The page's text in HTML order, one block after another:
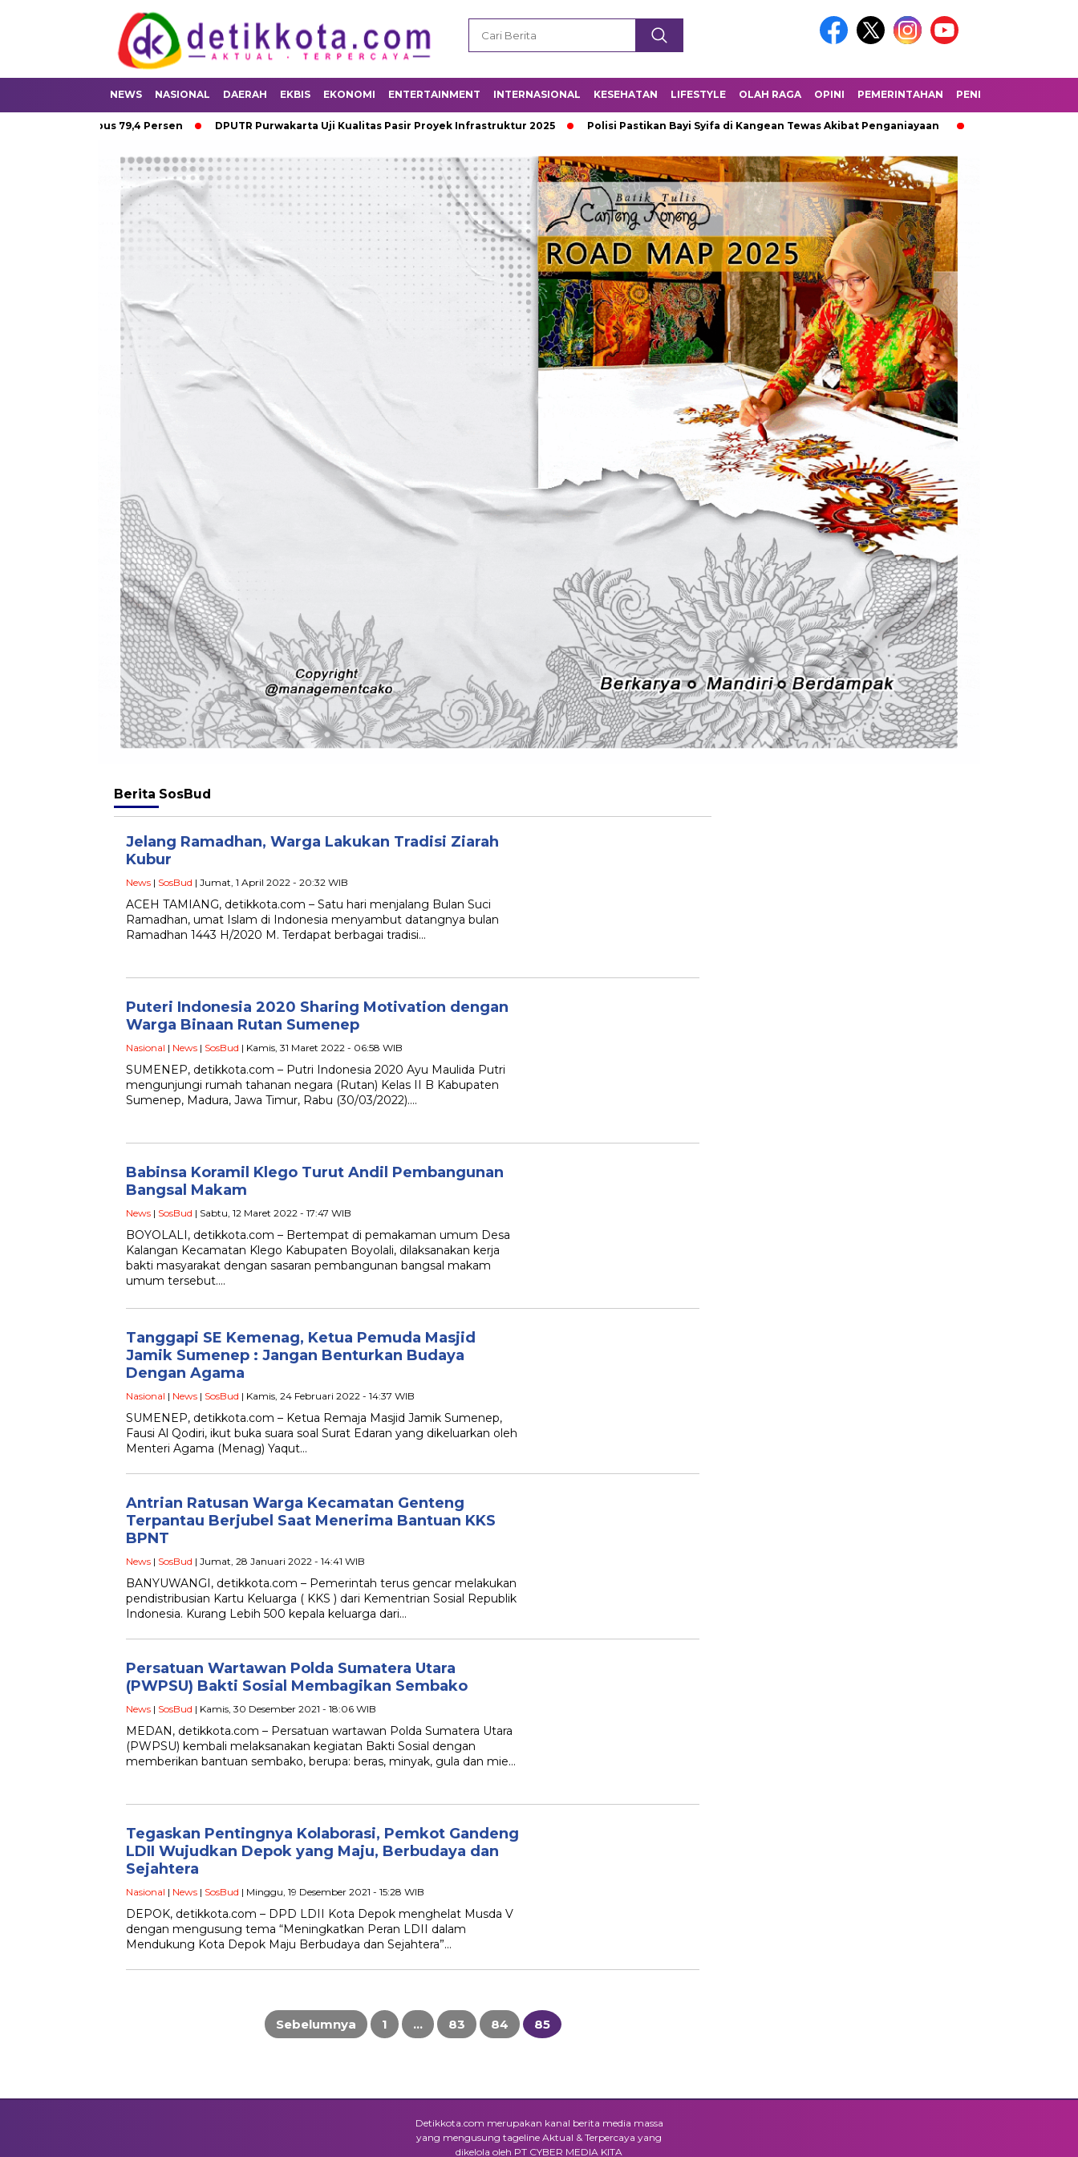
NEWS NASIONAL DAERAH EKBIS EKONOMI ENTERTAINMENT INTERNASIONAL KESEHATAN LIFESTYLE OLAH RAGA OPINI PEMERINTAHAN PENDIDIKAN
16 Tembus 79,4 Persen DPUTR Purwakarta Uji Kualitas Pasir Proyek Infrastruktur 2025 Polisi Pastikan Bayi Syifa di Kangean Tewas Akibat Penganiayaan Cakupan ORI Campak
Berita SosBud
Jelang Ramadhan, Warga Lakukan Tradisi Ziarah
Kubur
News | SosBud | Jumat, 1 April 2022 - 20:32 WIB
ACEH TAMIANG, detikkota.com – Satu hari menjalang Bulan Suci
Ramadhan, umat Islam di Indonesia menyambut datangnya bulan
Ramadhan 1443 H/2020 M. Terdapat berbagai tradisi…
Puteri Indonesia 2020 Sharing Motivation dengan
Warga Binaan Rutan Sumenep
Nasional | News | SosBud | Kamis, 31 Maret 2022 - 06:58 WIB
SUMENEP, detikkota.com – Putri Indonesia 2020 Ayu Maulida Putri
mengunjungi rumah tahanan negara (Rutan) Kelas II B Kabupaten
Sumenep, Madura, Jawa Timur, Rabu (30/03/2022)….
Babinsa Koramil Klego Turut Andil Pembangunan
Bangsal Makam
News | SosBud | Sabtu, 12 Maret 2022 - 17:47 WIB
BOYOLALI, detikkota.com – Bertempat di pemakaman umum Desa
Kalangan Kecamatan Klego Kabupaten Boyolali, dilaksanakan kerja
bakti masyarakat dengan sasaran pembangunan bangsal makam
umum tersebut….
Tanggapi SE Kemenag, Ketua Pemuda Masjid
Jamik Sumenep : Jangan Benturkan Budaya
Dengan Agama
Nasional | News | SosBud | Kamis, 24 Februari 2022 - 14:37 WIB
SUMENEP, detikkota.com – Ketua Remaja Masjid Jamik Sumenep,
Fausi Al Qodiri, ikut buka suara soal Surat Edaran yang dikeluarkan oleh
Menteri Agama (Menag) Yaqut…
Antrian Ratusan Warga Kecamatan Genteng
Terpantau Berjubel Saat Menerima Bantuan KKS
BPNT
News | SosBud | Jumat, 28 Januari 2022 - 14:41 WIB
BANYUWANGI, detikkota.com – Pemerintah terus gencar melakukan
pendistribusian Kartu Keluarga ( KKS ) dari Kementrian Sosial Republik
Indonesia. Kurang Lebih 500 kepala keluarga dari…
Persatuan Wartawan Polda Sumatera Utara
(PWPSU) Bakti Sosial Membagikan Sembako
News | SosBud | Kamis, 30 Desember 2021 - 18:06 WIB
MEDAN, detikkota.com – Persatuan wartawan Polda Sumatera Utara
(PWPSU) kembali melaksanakan kegiatan Bakti Sosial dengan
memberikan bantuan sembako, berupa: beras, minyak, gula dan mie…
Tegaskan Pentingnya Kolaborasi, Pemkot Gandeng
LDII Wujudkan Depok yang Maju, Berbudaya dan
Sejahtera
Nasional | News | SosBud | Minggu, 19 Desember 2021 - 15:28 WIB
DEPOK, detikkota.com – DPD LDII Kota Depok menghelat Musda V
dengan mengusung tema “Meningkatkan Peran LDII dalam
Mendukung Kota Depok Maju Berbudaya dan Sejahtera”…
Sebelumnya 1 … 83 84 85
Detikkota.com merupakan kanal berita media massa
yang mengusung tageline Aktual & Terpercaya yang
dikelola oleh PT CYBER MEDIA KITA